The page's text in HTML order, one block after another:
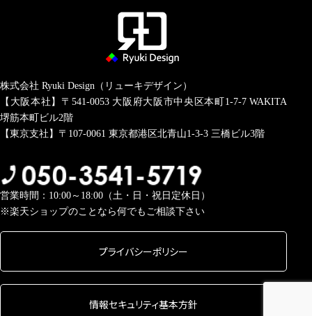
株式会社 Ryuki Design（リューキデザイン）
【大阪本社】〒541-0053大阪府大阪市中央区本町1-7-7 WAKITA
堺筋本町ビル2階
【東京支社】〒107-0061 東京都港区北青山1-3-3 三橋ビル3階
営業時間：10:00～18:00（土・日・祝日定休日）
※楽天ショップのことなら何でもご相談下さい
プライバシーポリシー
情報セキュリティ基本方針